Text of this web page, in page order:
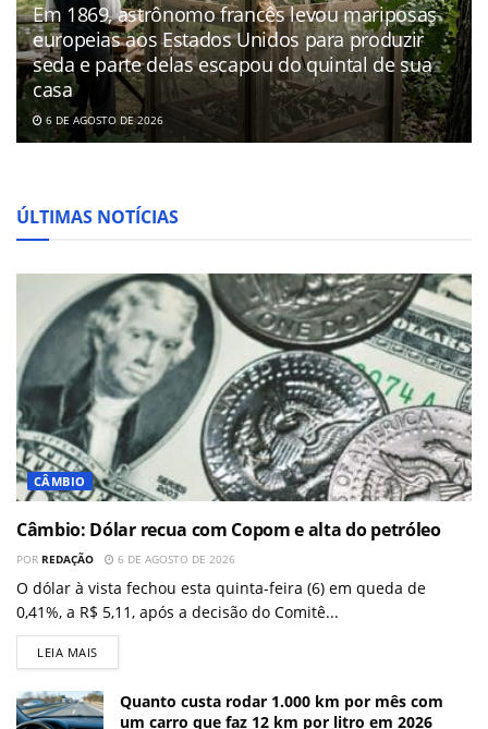
Em 1869, astrônomo francês levou mariposas
europeias aos Estados Unidos para produzir
seda e parte delas escapou do quintal de sua
casa
6 DE AGOSTO DE 2026
ÚLTIMAS NOTÍCIAS
CÂMBIO
Câmbio: Dólar recua com Copom e alta do petróleo
POR REDAÇÃO 6 DE AGOSTO DE 2026
O dólar à vista fechou esta quinta-feira (6) em queda de
0,41%, a R$ 5,11, após a decisão do Comitê...
LEIA MAIS
Quanto custa rodar 1.000 km por mês com
um carro que faz 12 km por litro em 2026